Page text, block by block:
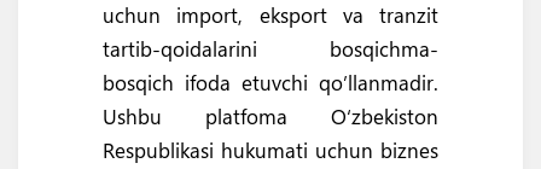
uchun import, eksport va tranzit
tartib-qoidalarini bosqichma-
bosqich ifoda etuvchi qo’llanmadir.
Ushbu platfoma Oʻzbekiston
Respublikasi hukumati uchun biznes